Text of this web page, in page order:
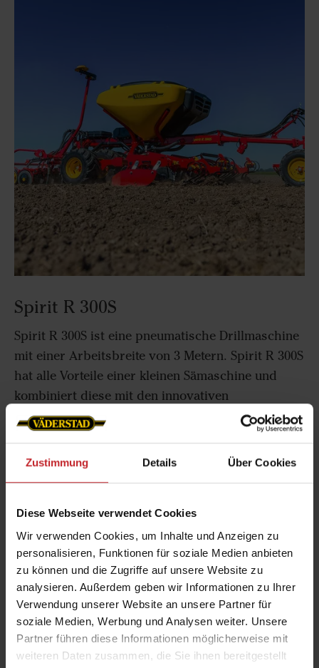
Zustimmung Details Über Cookies
Diese Webseite verwendet Cookies
Wir verwenden Cookies, um Inhalte und Anzeigen zu
personalisieren, Funktionen für soziale Medien anbieten
zu können und die Zugriffe auf unsere Website zu
analysieren. Außerdem geben wir Informationen zu Ihrer
Verwendung unserer Website an unsere Partner für
soziale Medien, Werbung und Analysen weiter. Unsere
Partner führen diese Informationen möglicherweise mit
weiteren Daten zusammen, die Sie ihnen bereitgestellt
Spirit R 300S
Spirit R 300S ist eine pneumatische Drillmaschine
mit einer Arbeitsbreite von 3 Metern. Spirit R 300S
hat alle Vorteile einer kleinen Sämaschine und
kombiniert diese mit den innovativen
Technologien und der hohen Präzision größerer
Modelle. Sie profitieren von Schlagkraft, Präzision,
Bedienerfreundlichkeit und Verlässlichkeit auf
Spirit R 300S